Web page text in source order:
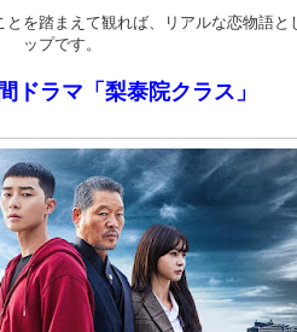
とを踏まえて観れば、リアルな恋物語と
ップです。
ドラマ「梨泰院クラス」